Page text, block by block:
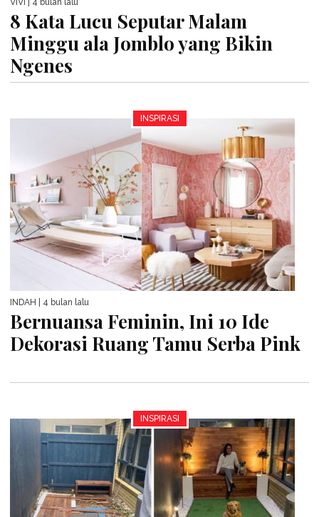
8 Kata Lucu Seputar Malam
Minggu ala Jomblo yang Bikin
Ngenes
INSPIRASI
INDAH | 4 bulan lalu
Bernuansa Feminin, Ini 10 Ide
Dekorasi Ruang Tamu Serba Pink
INSPIRASI